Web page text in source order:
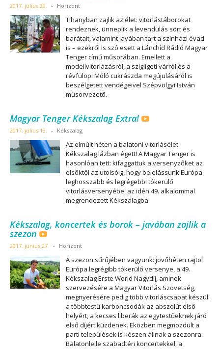
2017. július 20. - Horizont
Tihanyban zajlik az élet: vitorlástáborokat
rendeznek, ünneplik a levendulás sört és
barátait, valamint javában tart a színházi évad
is – ezekről is szó esett a Lánchíd Rádió Magyar
Tenger című műsorában. Emellett a
modellvitorlázásról, a szigligeti várról és a
révfülöpi Móló cukrászda megújulásáról is
beszélgetett vendégeivel Szépvölgyi István
műsorvezető.
Magyar Tenger Kékszalag Extra!
2017. július 13. - Kékszalag
Az elmúlt héten a balatoni vitorlásélet
Kékszalag lázban égett! A Magyar Tenger is
hasonlóan tett: kifaggattuk a versenyzőket az
elsőktől az utolsóig, hogy belelássunk Európa
leghosszabb és legrégebbi tókerülő
vitorlásversenyébe, az idén 49. alkalommal
megrendezett Kékszalagba!
Kékszalag, koncertek és borok – javában zajlik a
szezon
2017. június 27. - Horizont
A szezon sűrűjében vagyunk: jövőhéten rajtol
Európa legrégibb tókerülő versenye, a 49.
Kékszalag Erste World Nagydíj, aminek
szervezésére a Magyar Vitorlás Szövetség,
megnyerésére pedig több vitorláscsapat készül:
a többtestű karboncsodák az abszolút első
helyért, a kecses liberák az egytestűeknek járó
első díjért küzdenek. Eközben megmozdult a
parti települések is készen állnak a szezonra:
Balatonlelle szabadtéri koncertekkel, a